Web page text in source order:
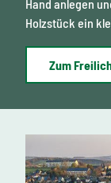
Hand anlegen
Holzstück ein
Zum